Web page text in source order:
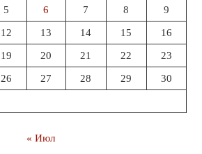
5 6 7 8 9
12 13 14 15 16
19 20 21 22 23
26 27 28 29 30
« Июл